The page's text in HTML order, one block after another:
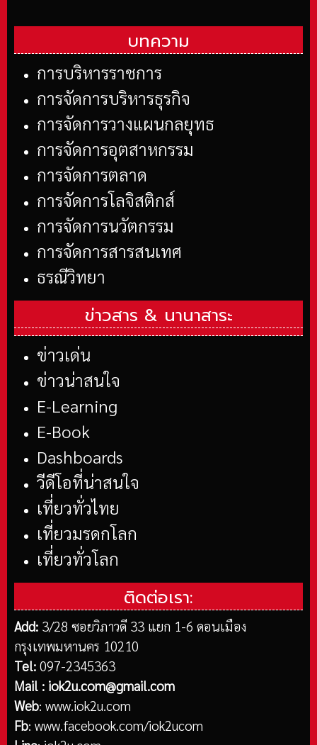
บทความ
การบริหารราชการ
การจัดการบริหารธุรกิจ
การจัดการวางแผนกลยุทธ
การจัดการอุตสาหกรรม
การจัดการตลาด
การจัดการโลจิสติกส์
การจัดการนวัตกรรม
การจัดการสารสนเทศ
ธรณีวิทยา
ข่าวสาร & นานาสาระ
ข่าวเด่น
ข่าวน่าสนใจ
E-Learning
E-Book
Dashboards
วีดีโอที่น่าสนใจ
เที่ยวทั่วไทย
เที่ยวมรดกโลก
เที่ยวทั่วโลก
ติดต่อเรา:
Add: 3/28 ซอยวิภาวดี 33 แยก 1-6 ดอนเมือง
กรุงเทพมหานคร 10210
Tel: 097-2345363
Mail : iok2u.com@gmail.com
Web: www.iok2u.com
Fb: www.facebook.com/iok2ucom